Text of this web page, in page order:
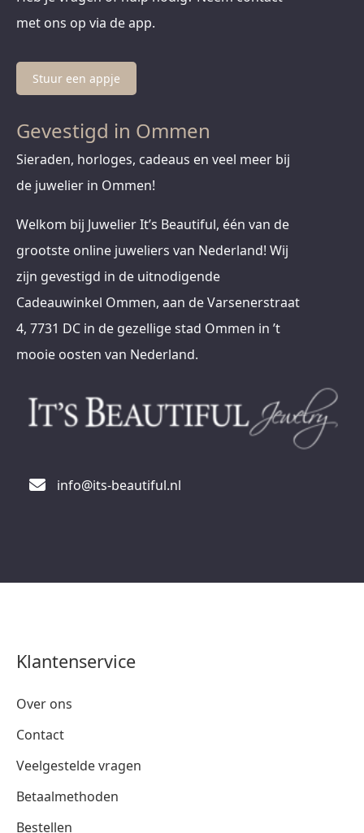
met ons op via de app.
Stuur een appje
Gevestigd in Ommen
Sieraden, horloges, cadeaus en veel meer bij
de juwelier in Ommen!
Welkom bij Juwelier It’s Beautiful, één van de
grootste online juweliers van Nederland! Wij
zijn gevestigd in de uitnodigende
Cadeauwinkel Ommen, aan de Varsenerstraat
4, 7731 DC in de gezellige stad Ommen in ’t
mooie oosten van Nederland.
info@its-beautiful.nl
Klantenservice
Over ons
Contact
Veelgestelde vragen
Betaalmethoden
Bestellen